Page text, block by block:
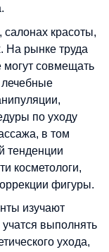
салонах красоты,
На рынке труда
могут совмещать
лечебные
по уходу
в том
тенденции
косметологи,
фигуры.
изучают
выполнять
ухода,